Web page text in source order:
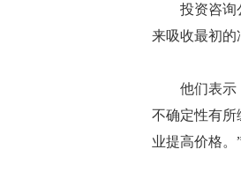
投资咨询公
来吸收最初的
他们表示：
不确定性有所
业提高价格。